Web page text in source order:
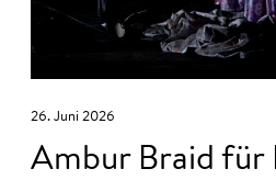
26. Juni 2026
Ambur Braid für